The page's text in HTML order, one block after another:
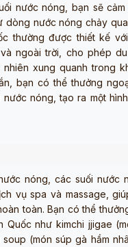
nước nóng, bạn sẽ
dòng nước nóng chảy
thường được thiết kế
ngoài trời, cho phép
xung quanh trong
bạn có thể thưởng
nước nóng, tạo ra một
nóng, các suối nước
vụ spa và massage,
toàn. Bạn có thể
Quốc như kimchi jjigae
(món súp gà hầm